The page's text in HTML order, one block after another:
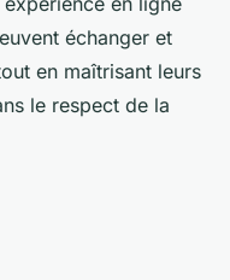
échanger et
en maîtrisant leurs
le respect de la